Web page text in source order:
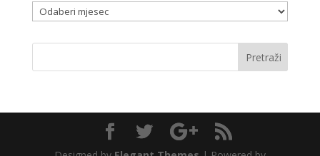
Arhiva